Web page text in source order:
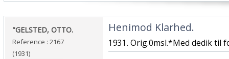
‎"GELSTED, OTTO.‎
Reference : 2167
(1931)
‎Henimod Klarhed.‎
‎1931. Orig.0msl.*Med dedik til